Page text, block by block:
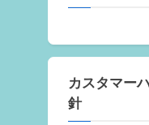
カスタマー
針